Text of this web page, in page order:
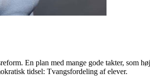
En plan med mange gode takter, som
tidsel: Tvangsfordeling af elever.